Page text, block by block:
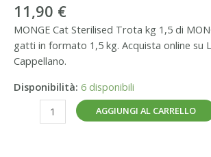
11,90 €
MONGE Cat Sterilised Trota kg 1,5 di
gatti in formato 1,5 kg. Acquista online su
Cappellano.
Disponibilità: 6 disponibili
AGGIUNGI AL CARRELLO